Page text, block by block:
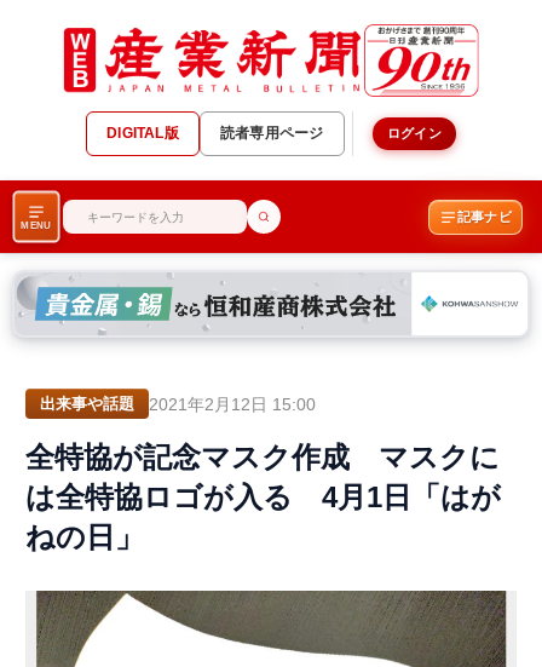
DIGITAL版 読者専用ページ ログイン
MENU
記事ナビ
出来事や話題 2021年2月12日 15:00
全特協が記念マスク作成 マスクに
は全特協ロゴが入る 4月1日「はが
ねの日」